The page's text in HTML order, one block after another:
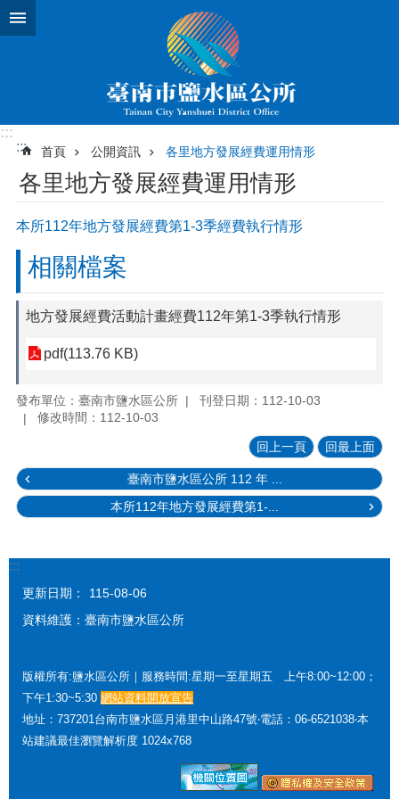
跳到主要內容區塊
:::
:::
首頁 公開資訊 各里地方發展經費運用情形
各里地方發展經費運用情形
本所112年地方發展經費第1-3季經費執行情形
相關檔案
地方發展經費活動計畫經費112年第1-3季執行情形
pdf(113.76 KB)
發布單位：臺南市鹽水區公所
刊登日期：112-10-03
修改時間：112-10-03
回上一頁 回最上面
臺南市鹽水區公所 112 年 ...
本所112年地方發展經費第1-...
:::
更新日期：
115-08-06
資料維護：臺南市鹽水區公所
版權所有:鹽水區公所｜服務時間:星期一至星期五 上午8:00~12:00；
下午1:30~5:30 網站資料開放宣告
地址：737201台南市鹽水區月港里中山路47號‧電話：06-6521038‧本
站建議最佳瀏覽解析度 1024x768